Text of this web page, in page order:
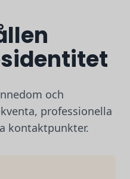
och
professionella
kontaktpunkter.